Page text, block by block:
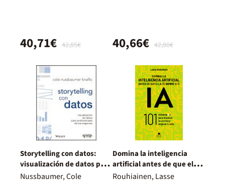
42,85€
40,71€ 42,80€
40,66€
Storytelling con datos:
visualización de datos para
profesionales
Nussbaumer, Cole
Domina la inteligencia
artificial antes de que ella
te domine a ti
Rouhiainen, Lasse